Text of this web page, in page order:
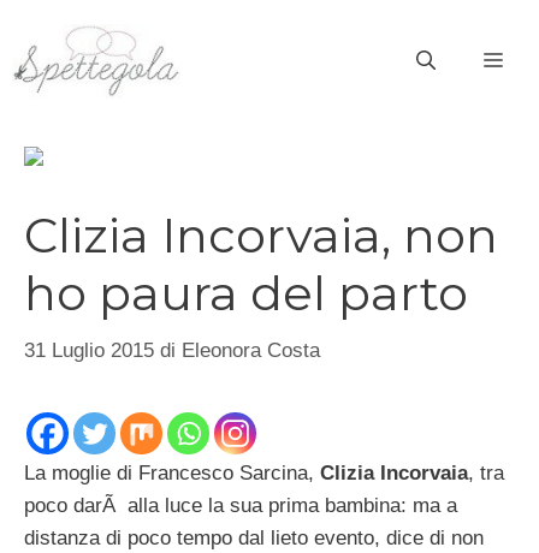
contenuto
Clizia Incorvaia, non
ho paura del parto
31 Luglio 2015 di Eleonora Costa
La moglie di Francesco Sarcina, Clizia Incorvaia, tra
poco darÃ alla luce la sua prima bambina: ma a
distanza di poco tempo dal lieto evento, dice di non